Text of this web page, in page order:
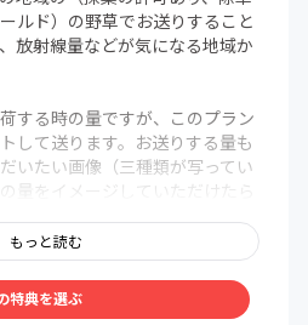
達や森林組合の皆さんと一緒に
ていく様子をオンラインで配信
ルド）の野草でお送りすること
放射線量などが気になる地域か
する時の量ですが、このプラン
して送ります。お送りする量も
いたい画像（三種類が写ってい
量をイメージしていただけたら
の量が極端に少ない月や、暑さ
い時期もあります。その場合は
多めに入れるなどして調整して
もっと読む
特典を選ぶ